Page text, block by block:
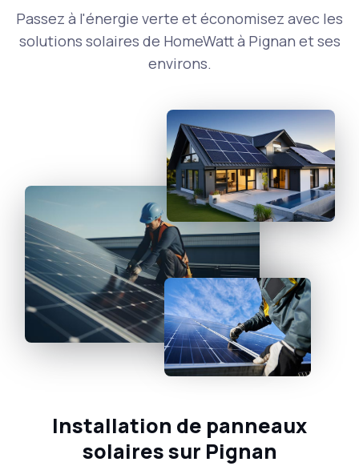
Passez à l'énergie verte et économisez avec les
solutions solaires de HomeWatt à Pignan et ses
environs.
Installation de panneaux
solaires sur Pignan